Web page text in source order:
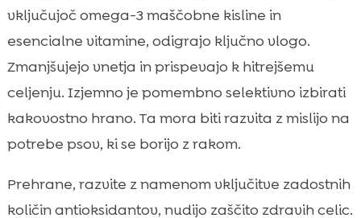
vključujoč omega-3 maščobne kisline in
esencialne vitamine, odigrajo ključno vlogo.
Zmanjšujejo vnetja in prispevajo k hitrejšemu
celjenju. Izjemno je pomembno selektivno izbirati
kakovostno hrano. Ta mora biti razvita z mislijo na
potrebe psov, ki se borijo z rakom.
Prehrane, razvite z namenom vključitve zadostnih
količin antioksidantov, nudijo zaščito zdravih celic.